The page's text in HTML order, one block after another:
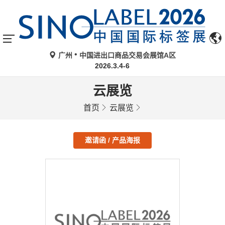
广州
中国进出口商品交易会展馆A区
2026.3.4-6
云展览
首页 云展览
邀请函 / 产品海报